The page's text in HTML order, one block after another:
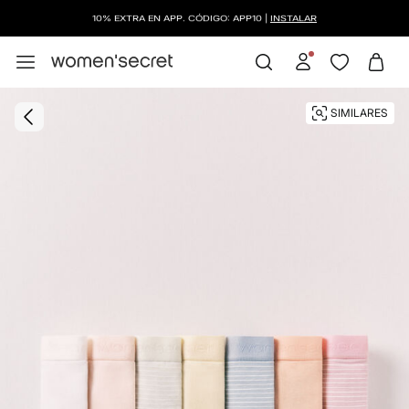
10% EXTRA EN APP. CÓDIGO: APP10 | INSTALAR
SIMILARES